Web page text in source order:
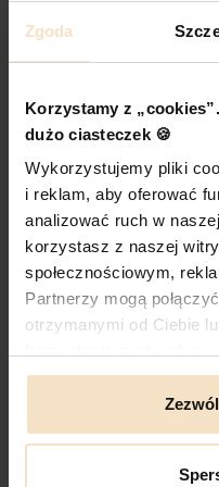
Zgoda
Korzystamy z
dużo ciasteczek 🍪
Wykorzystujemy pliki
i reklam, aby oferować
analizować ruch w
korzystasz z naszej
społecznościowym,
Partnerzy mogą
otrzymanymi od Ciebie